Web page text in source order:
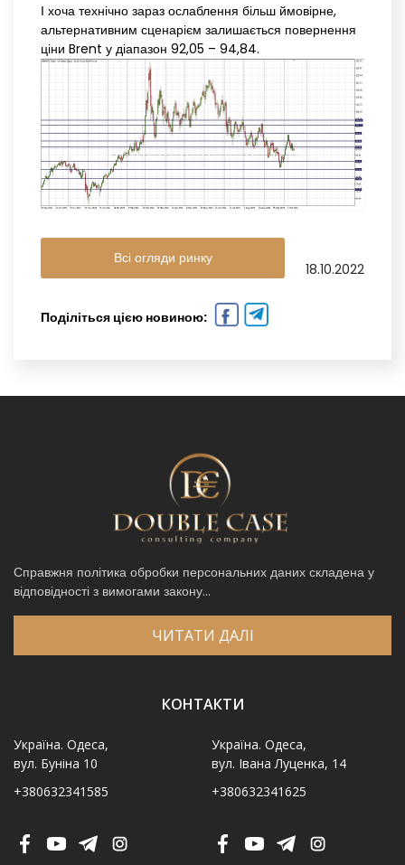
І хоча технічно зараз ослаблення більш ймовірне,
альтернативним сценарієм залишається повернення
ціни Brent у діапазон 92,05 – 94,84.
Всі огляди ринку
18.10.2022
Поділіться цією новиною:
Справжня політика обробки персональних даних складена у
відповідності з вимогами закону...
ЧИТАТИ ДАЛІ
КОНТАКТИ
Україна. Одеса,
вул. Буніна 10
+380632341585
Україна. Одеса,
вул. Івана Луценка, 14
+380632341625